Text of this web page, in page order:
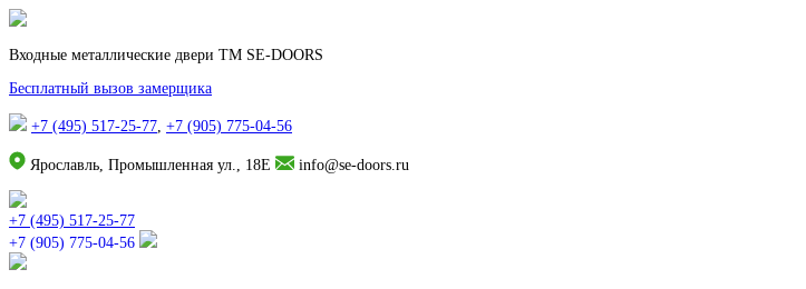
Входные металлические двери TM SE-DOORS
Бесплатный вызов замерщика
+7 (495) 517-25-77, +7 (905) 775-04-56
Ярославль, Промышленная ул., 18Е info@se-doors.ru
+7 (495) 517-25-77
+7 (905) 775-04-56